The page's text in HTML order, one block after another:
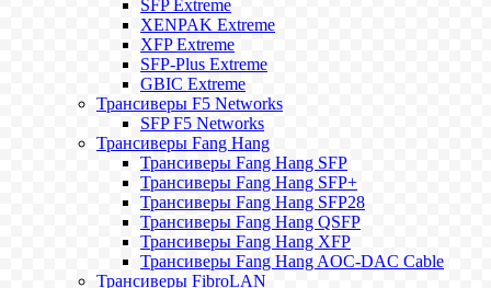
SFP Extreme
XENPAK Extreme
XFP Extreme
SFP-Plus Extreme
GBIC Extreme
Трансиверы F5 Networks
SFP F5 Networks
Трансиверы Fang Hang
Трансиверы Fang Hang SFP
Трансиверы Fang Hang SFP+
Трансиверы Fang Hang SFP28
Трансиверы Fang Hang QSFP
Трансиверы Fang Hang XFP
Трансиверы Fang Hang AOC-DAC Cable
Трансиверы FibroLAN